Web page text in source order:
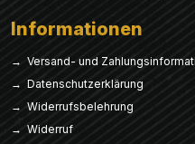
Informationen
→ Versand- und
→ Datenschutzerklärung
→ Widerrufsbelehrung
→ Widerruf